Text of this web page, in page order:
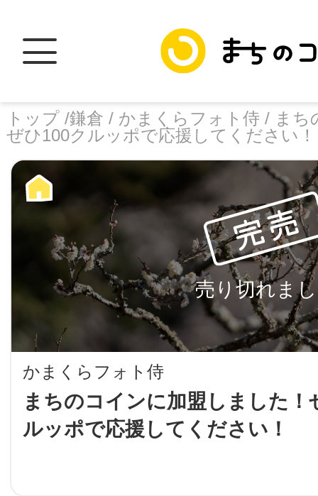
トップ /鎌倉 / かまくらフォト侍 / まち
ぜひ100クルッポで応援してください！
売り切れま
かまくらフォト侍
まちのコインに加盟しました！
ルッポで応援してください！
facebook
LINE
SMS
トップ
加盟スポットに
地域に導入を